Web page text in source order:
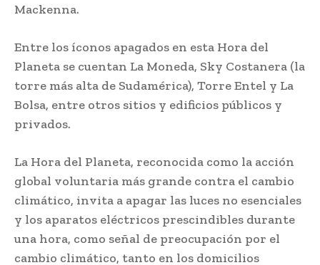
Mackenna.
Entre los íconos apagados en esta Hora del
Planeta se cuentan La Moneda, Sky Costanera (la
torre más alta de Sudamérica), Torre Entel y La
Bolsa, entre otros sitios y edificios públicos y
privados.
La Hora del Planeta, reconocida como la acción
global voluntaria más grande contra el cambio
climático, invita a apagar las luces no esenciales
y los aparatos eléctricos prescindibles durante
una hora, como señal de preocupación por el
cambio climático, tanto en los domicilios